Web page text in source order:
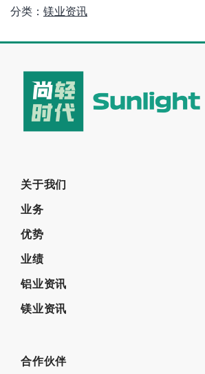
分类： 镁业资讯
关于我们
业务
优势
业绩
铝业资讯
镁业资讯
合作伙伴